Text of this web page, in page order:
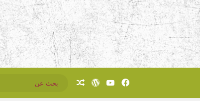
فيسبوك‫YouTube
‫WordPress
مقال عشوائي